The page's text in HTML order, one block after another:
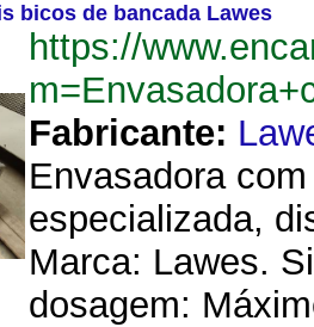
bicos de bancada Lawes
https://
Fabricante:
Envasadora
especializada,
Marca: Lawes.
dosagem: